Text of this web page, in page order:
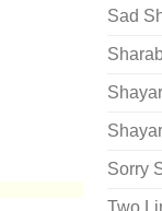
Sad
Sorry
Two